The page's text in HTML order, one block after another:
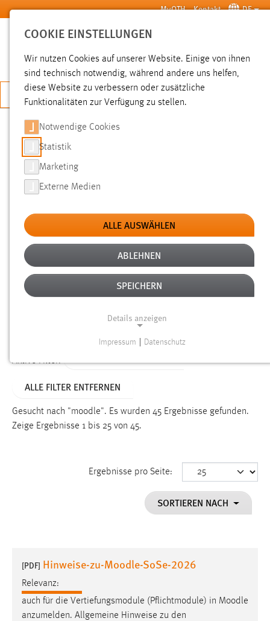
Zum Hauptinhalt springen MyOTH Kontakt DE
SUCHE
JETZT BEWERBEN
SUCHE
FILTER
Typ
Erstellungsdatum
Alter
Aktive Filter:
ALLE FILTER ENTFERNEN
Gesucht nach "moodle". Es wurden 45 Ergebnisse gefunden.
Zeige Ergebnisse 1 bis 25 von 45.
Ergebnisse pro Seite:
SORTIEREN NACH
[PDF] Hinweise-zu-Moodle-SoSe-2026
Relevanz:
auch für die Vertiefungsmodule (Pflichtmodule) in Moodle
anzumelden. Allgemeine Hinweise zu den
COOKIE EINSTELLUNGEN
Wir nutzen Cookies auf unserer Website. Einige von ihnen
sind technisch notwendig, während andere uns helfen,
diese Website zu verbessern oder zusätzliche
Funktionalitäten zur Verfügung zu stellen.
Notwendige Cookies
Statistik
Marketing
Externe Medien
ALLE AUSWÄHLEN
ABLEHNEN
SPEICHERN
Details anzeigen
Funktionen und sind für die einwandfreie Funktion der
Einverständnis
cookie_consent
Dieser Cookie speichert die ausgewählten Einverständnis-
Performance
Name:
Impressum Datenschutz